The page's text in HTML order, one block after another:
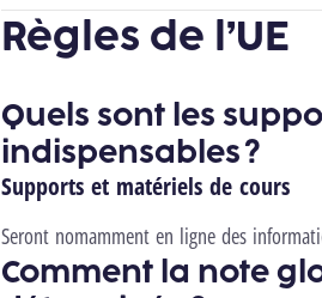
Règles de l’UE
Quels sont les
indispensables ?
Supports et matériels de cours
Seront nomamment en ligne des
Comment la note